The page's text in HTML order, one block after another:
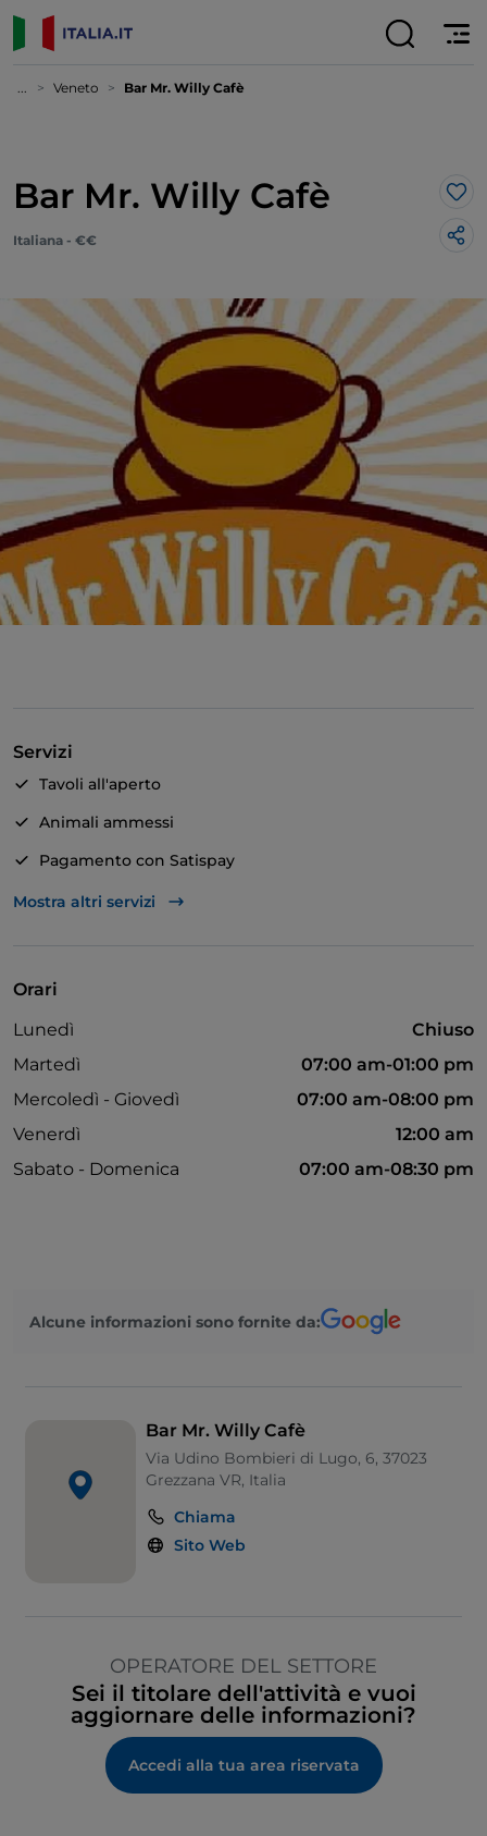
... Veneto Bar Mr. Willy Cafè
Bar Mr. Willy Cafè
Italiana - €€
Servizi
Tavoli all'aperto
Animali ammessi
Pagamento con Satispay
Accesso disabili
Mostra altri servizi
Orari
Lunedì
Chiuso
Martedì
07:00 am-01:00 pm
Mercoledì - Giovedì
07:00 am-08:00 pm
Venerdì
12:00 am
Sabato - Domenica
07:00 am-08:30 pm
Alcune informazioni sono fornite da:
Bar Mr. Willy Cafè
Via Udino Bombieri di Lugo, 6, 37023
Grezzana VR, Italia
Chiama
Sito Web
OPERATORE DEL SETTORE
Sei il titolare dell'attività e vuoi
aggiornare delle informazioni?
Accedi alla tua area riservata